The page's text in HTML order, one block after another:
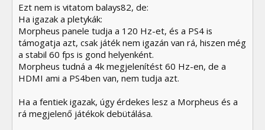
Ezt nem is vitatom balays82, de:
Ha igazak a pletykák:
Morpheus panele tudja a 120 Hz-et, és a PS4 is
támogatja azt, csak játék nem igazán van rá, hiszen még
a stabil 60 fps is gond helyenként.
Morpheus tudná a 4k megjelenítést 60 Hz-en, de a
HDMI ami a PS4ben van, nem tudja azt.
Ha a fentiek igazak, úgy érdekes lesz a Morpheus és a
rá megjelenő játékok debütálása.